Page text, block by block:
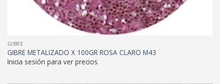
GIBRE
GIBRE METALIZADO X 100GR ROSA CLARO M43
Inicia sesión para ver precios